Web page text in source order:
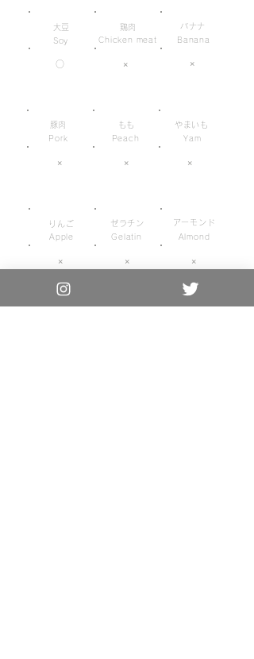
Soy
大豆
○
Chicken meat
鶏肉
×
Banana
バナナ
×
豚肉
Pork
×
もも
Peach
×
Yam
やまいも
×
Apple
りんご
×
Gelatin
ゼラチン
×
Almond
アーモンド
×